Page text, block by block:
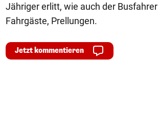
Jähriger erlitt, wie auch der
Fahrgäste, Prellungen.
Jetzt kommentieren